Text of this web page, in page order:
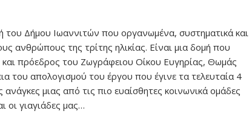
του Δήμου Ιωαννιτών που οργανωμένα, συστηματικά και
ανθρώπους της τρίτης ηλικίας. Είναι μια δομή που
πρόεδρος του Ζωγράφειου Οίκου Ευγηρίας, Θωμάς
του απολογισμού του έργου που έγινε τα τελευταία 4
μιας από τις πιο ευαίσθητες κοινωνικά ομάδες
οι γιαγιάδες μας…